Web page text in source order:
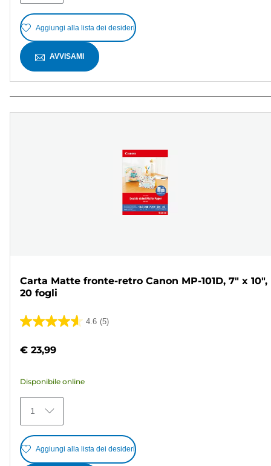
Aggiungi alla lista dei desideri
AVVISAMI
Carta Matte fronte-retro Canon MP-101D, 7" x 10",
20 fogli
4.6 (5)
4.6
5
5
recensioni
€ 23,99
Disponibile online
1
Aggiungi alla lista dei desideri